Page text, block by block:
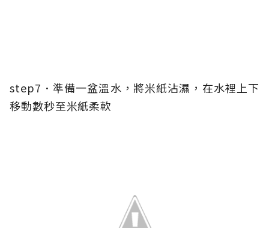
step7．準備一盆溫水，將米紙沾濕，在水裡上下
移動數秒至米紙柔軟